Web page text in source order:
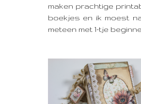
maken prachtige
boekjes en ik moest
meteen met 1-tje